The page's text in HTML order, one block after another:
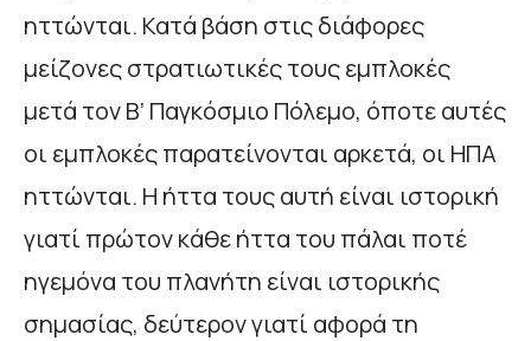
ηττώνται. Κατά βάση στις διάφορες
μείζονες στρατιωτικές τους εμπλοκές
μετά τον Β’ Παγκόσμιο Πόλεμο, όποτε αυτές
οι εμπλοκές παρατείνονται αρκετά, οι ΗΠΑ
ηττώνται. Η ήττα τους αυτή είναι ιστορική
γιατί πρώτον κάθε ήττα του πάλαι ποτέ
ηγεμόνα του πλανήτη είναι ιστορικής
σημασίας, δεύτερον γιατί αφορά τη